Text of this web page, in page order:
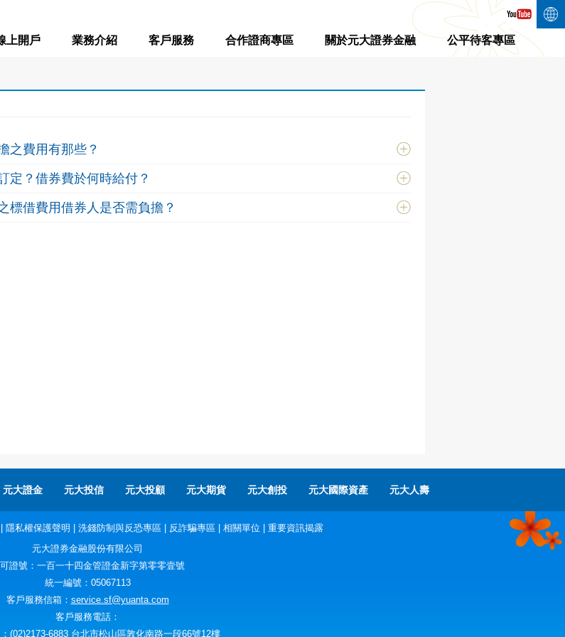
上開戶 業務介紹 客戶服務 合作證商專區 關於元大證券金融 公平待客專區
之費用有那些？
定？借券費於何時給付？
標借費用借券人是否需負擔？
元大證金 元大投信 元大投顧 元大期貨 元大創投 元大國際資產 元大人壽
隱私權保護聲明 洗錢防制與反恐專區 反詐騙專區 相關單位
重要資訊揭露
元大證券金融股份有限公司
證號：一百一十四金管證金新字第零零壹號
統一編號：05067113
客戶服務信箱： service.sf@yuanta.com
客戶服務電話：
(02)2173-6883 台北市松山區敦化南路一段66號12樓